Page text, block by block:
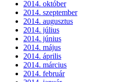
2014. október
2014. szeptember
2014. augusztus
2014. július
2014. június
2014. május
2014. április
2014. március
2014. február